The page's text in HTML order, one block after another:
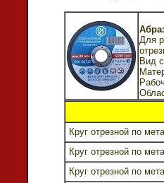
Для
Вид
Круг отрезной по
Круг отрезной по
Круг отрезной по